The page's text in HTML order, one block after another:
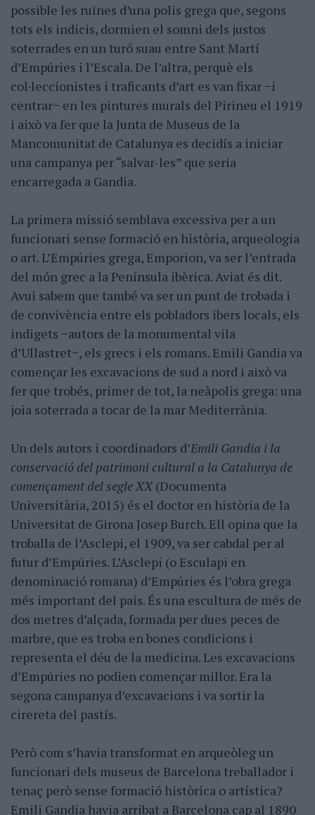
possible les ruïnes d’una polis grega que, segons
tots els indicis, dormien el somni dels justos
soterrades en un turó suau entre Sant Martí
d’Empúries i l’Escala. De l’altra, perquè els
col·leccionistes i traficants d’art es van fixar −i
centrar− en les pintures murals del Pirineu el 1919
i això va fer que la Junta de Museus de la
Mancomunitat de Catalunya es decidís a iniciar
una campanya per “salvar-les” que seria
encarregada a Gandia.
La primera missió semblava excessiva per a un
funcionari sense formació en història, arqueologia
o art. L’Empúries grega, Emporion, va ser l’entrada
del món grec a la Península ibèrica. Aviat és dit.
Avui sabem que també va ser un punt de trobada i
de convivència entre els pobladors ibers locals, els
indigets −autors de la monumental vila
d’Ullastret−, els grecs i els romans. Emili Gandia va
començar les excavacions de sud a nord i això va
fer que trobés, primer de tot, la neàpolis grega: una
joia soterrada a tocar de la mar Mediterrània.
Un dels autors i coordinadors d’Emili Gandia i la
conservació del patrimoni cultural a la Catalunya de
començament del segle XX(Documenta
Universitària, 2015) és el doctor en història de la
Universitat de Girona Josep Burch. Ell opina que la
troballa de l’Asclepi, el 1909, va ser cabdal per al
futur d’Empúries. L’Asclepi (o Esculapi en
denominació romana) d’Empúries és l’obra grega
més important del país. És una escultura de més de
dos metres d’alçada, formada per dues peces de
marbre, que es troba en bones condicions i
representa el déu de la medicina. Les excavacions
d’Empúries no podien començar millor. Era la
segona campanya d’excavacions i va sortir la
cirereta del pastís.
Però com s’havia transformat en arqueòleg un
funcionari dels museus de Barcelona treballador i
tenaç però sense formació històrica o artística?
Emili Gandia havia arribat a Barcelona cap al 1890